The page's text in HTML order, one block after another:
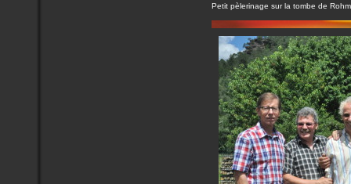
Petit pèlerinage sur la tombe de